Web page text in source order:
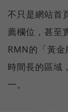
不只是網站首
薦欄位，甚至
RMN的「黃
時間長的區域
一。